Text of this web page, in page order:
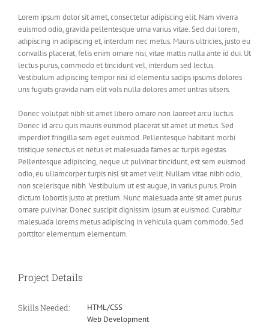
Lorem ipsum dolor sit amet, consectetur adipiscing elit. Nam viverra
euismod odio, gravida pellentesque urna varius vitae. Sed dui lorem,
adipiscing in adipiscing et, interdum nec metus. Mauris ultricies, justo eu
convallis placerat, felis enim ornare nisi, vitae mattis nulla ante id dui. Ut
lectus purus, commodo et tincidunt vel, interdum sed lectus.
Vestibulum adipiscing tempor nisi id elementu sadips ipsums dolores
uns fugiats gravida nam elit vols nulla dolores amet untras sitsers.
Donec volutpat nibh sit amet libero ornare non laoreet arcu luctus.
Donec id arcu quis mauris euismod placerat sit amet ut metus. Sed
imperdiet fringilla sem eget euismod. Pellentesque habitant morbi
tristique senectus et netus et malesuada fames ac turpis egestas.
Pellentesque adipiscing, neque ut pulvinar tincidunt, est sem euismod
odio, eu ullamcorper turpis nisl sit amet velit. Nullam vitae nibh odio,
non scelerisque nibh. Vestibulum ut est augue, in varius purus. Proin
dictum lobortis justo at pretium. Nunc malesuada ante sit amet purus
ornare pulvinar. Donec suscipit dignissim ipsum at euismod. Curabitur
malesuada lorems metus adipiscing in vehicula quam commodo. Sed
porttitor elementum elementum.
Project Details
Skills Needed:
HTML/CSS
Web Development